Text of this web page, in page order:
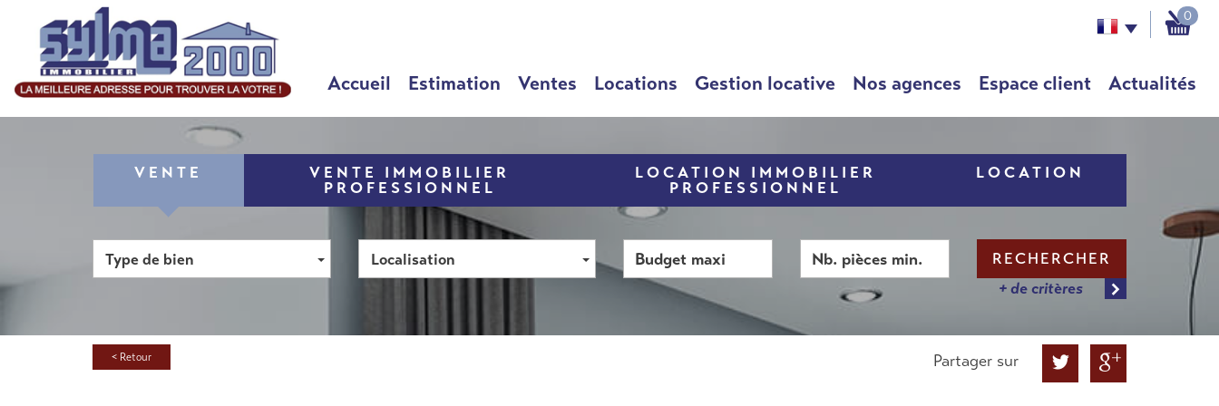
0
Accueil Estimation Ventes Locations Gestion locative Nos agences Espace client Actualités
VENTE
VENTE IMMOBILIER
PROFESSIONNEL
LOCATION IMMOBILIER
PROFESSIONNEL
LOCATION
Type de bien Localisation
RECHERCHER
+ de critères
< Retour Partager sur